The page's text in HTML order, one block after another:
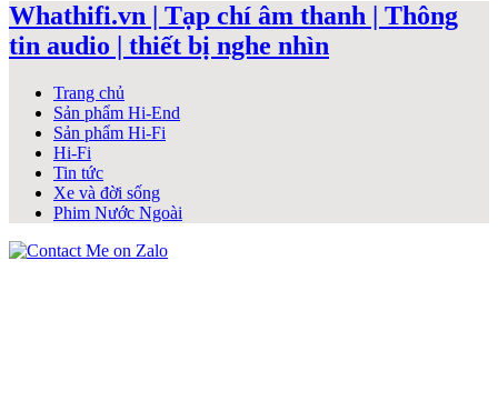
Whathifi.vn | Tạp chí âm thanh | Thông
tin audio | thiết bị nghe nhìn
Trang chủ
Sản phẩm Hi-End
Sản phẩm Hi-Fi
Hi-Fi
Tin tức
Xe và đời sống
Phim Nước Ngoài